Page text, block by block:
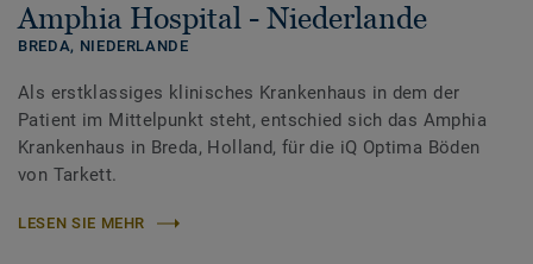
Amphia Hospital - Niederlande
BREDA, NIEDERLANDE
Als erstklassiges klinisches Krankenhaus in dem der
Patient im Mittelpunkt steht, entschied sich das Amphia
Krankenhaus in Breda, Holland, für die iQ Optima Böden
von Tarkett.
LESEN SIE MEHR